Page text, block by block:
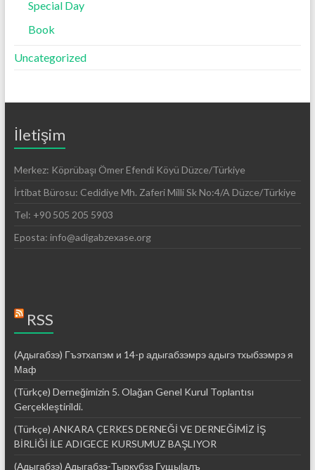
Special Day
Book
Uncategorized
İletişim
Merkez: Köprübaşı Ömer Efendi Köyü Düzce/Türkiye
İrtibat Bürosu: Cedidiye Mh. Zaferi Milli Sk No:4/A Düzce/Türkiye
Tel: +90 505 205 5903
Eposta: info@adigabzexase.org
RSS
(Адыгабзэ) Гъэтхапэм и 14-р адыгабзэмрэ адыгэ тхыбзэмрэ я
Маф
(Türkçe) Derneğimizin 5. Olağan Genel Kurul Toplantısı
Gerçekleştirildi.
(Türkçe) ANKARA ÇERKES DERNEĞİ VE DERNEĞİMİZ İŞ
BİRLİĞİ İLE ADIGECE KURSUMUZ BAŞLIYOR
(Адыгабзэ) Адыгабзэ-Тыркубзэ Гущыӏалъ